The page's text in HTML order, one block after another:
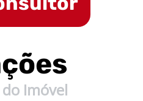
do Imóvel